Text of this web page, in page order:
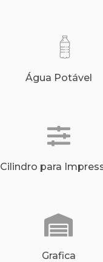
Água Potável
Cilindro para
Grafica